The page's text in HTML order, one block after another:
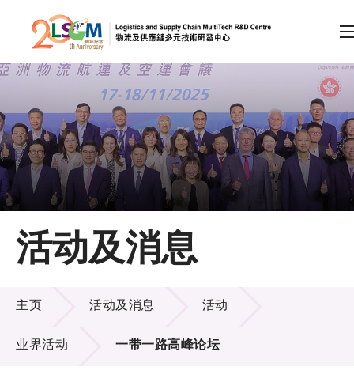
跳到内容（按回车键）
会员登录
A A EN 繁 简
主页
关于LSCM
技术商品化
项目及资助计划
活动及消息
活动及消息
活动及消息
主页 活动及消息 活动
业界活动 一带一路高峰论坛